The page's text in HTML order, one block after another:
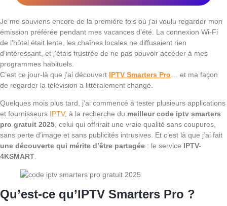
Je me souviens encore de la première fois où j’ai voulu regarder mon
émission préférée pendant mes vacances d’été. La connexion Wi-Fi
de l’hôtel était lente, les chaînes locales ne diffusaient rien
d’intéressant, et j’étais frustrée de ne pas pouvoir accéder à mes
programmes habituels.
C’est ce jour-là que j’ai découvert IPTV Smarters Pro … et ma façon
de regarder la télévision a littéralement changé.
Quelques mois plus tard, j’ai commencé à tester plusieurs applications
et fournisseurs IPTV, à la recherche du meilleur code iptv smarters
pro gratuit 2025, celui qui offrirait une vraie qualité sans coupures,
sans perte d’image et sans publicités intrusives. Et c’est là que j’ai fait
une découverte qui mérite d’être partagée : le service IPTV-
4KSMART.
Qu’est-ce qu’IPTV Smarters Pro ?